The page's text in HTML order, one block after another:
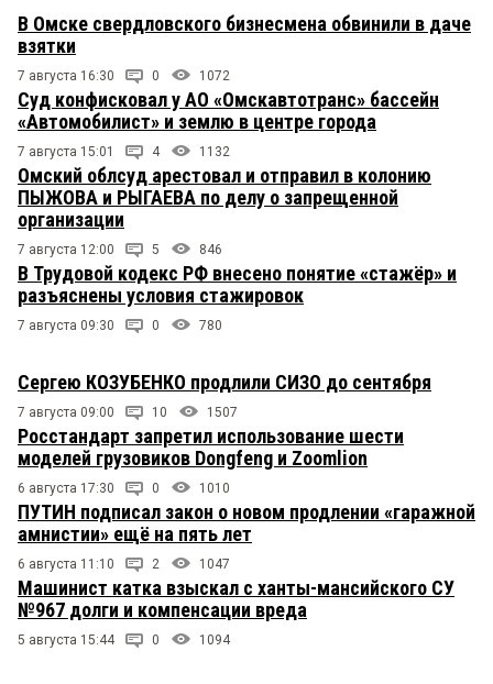
В Омске свердловского бизнесмена обвинили в даче
взятки
7 августа 16:30 0 1072
Суд конфисковал у АО «Омскавтотранс» бассейн
«Автомобилист» и землю в центре города
7 августа 15:01 4 1132
Омский облсуд арестовал и отправил в колонию
ПЫЖОВА и РЫГАЕВА по делу о запрещенной
организации
7 августа 12:00 5 846
В Трудовой кодекс РФ внесено понятие «стажёр» и
разъяснены условия стажировок
7 августа 09:30 0 780
Сергею КОЗУБЕНКО продлили СИЗО до сентября
7 августа 09:00 10 1507
Росстандарт запретил использование шести
моделей грузовиков Dongfeng и Zoomlion
6 августа 17:30 0 1010
ПУТИН подписал закон о новом продлении «гаражной
амнистии» ещё на пять лет
6 августа 11:10 2 1047
Машинист катка взыскал с ханты-мансийского СУ
№967 долги и компенсации вреда
5 августа 15:44 0 1094